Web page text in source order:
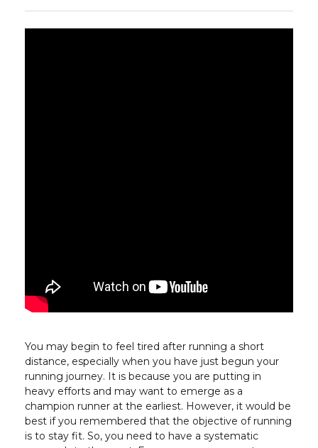
You may begin to feel tired after running a short
distance, especially when you have just begun your
running journey. It is because you are putting in
heavy efforts and may want to emerge as a
champion runner at the earliest. However, it would be
best if you remembered that the objective of running
is to stay fit. So, you need to have a systematic